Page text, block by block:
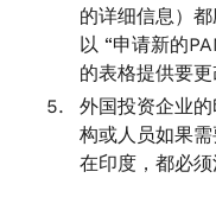
的详细信息）
以 “申请新的
的表格提供要更
外国投资企业
构或人员如果
在印度，都必须